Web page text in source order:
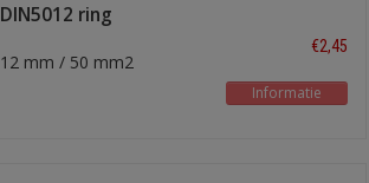
DIN5012 ring
kabelschoen
12 mm / 50 mm2
€2,45
Informatie